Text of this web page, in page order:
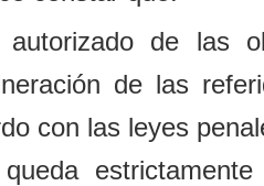
autorizado de las o
de las
con las leyes